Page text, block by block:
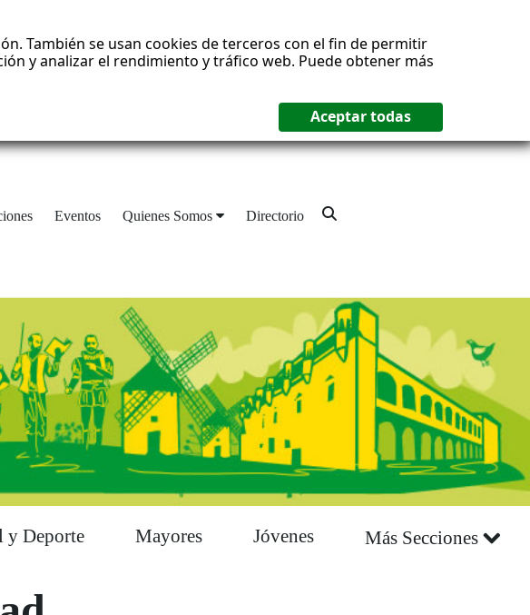
También se usan cookies de terceros con el fin de permitir
y analizar el rendimiento y tráfico web. Puede obtener más
Eventos Quienes Somos Directorio
y Deporte Mayores Jóvenes Más Secciones